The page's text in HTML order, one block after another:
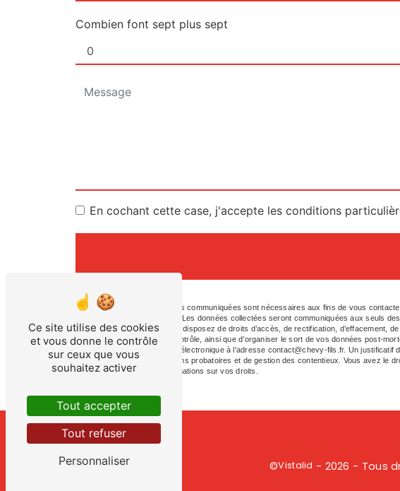
Combien font sept plus sept
En cochant cette case, j'accepte les conditions
** Les données personnelles communiquées sont nécessaires aux fins de vous
répondre à votre message. Les données collectées seront communiquées aux seuls
contact@chevy-fils.fr. Vous disposez de droits d’accès, de rectification, d’effacement,
auprès d’une autorité de contrôle, ainsi que d’organiser le sort de vos données post-
en-Sologne ou par courrier électronique à l'adresse contact@chevy-fils.fr. Un
de prescription légale aux fins probatoires et de gestion des contentieux. Vous avez le
site cnil.fr pour plus d’informations sur vos droits.
©Vistalid - 2026 - Tous
Ce site utilise des cookies
et vous donne le contrôle
sur ceux que vous
souhaitez activer
Tout accepter
Tout refuser
Personnaliser